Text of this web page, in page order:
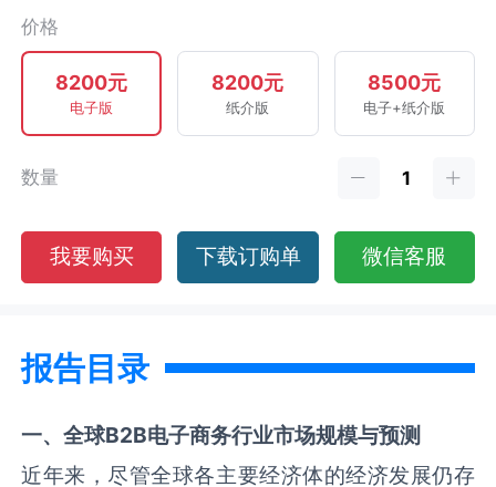
价格
8200元
电子版
8200元
纸介版
8500元
电子+纸介版
数量
我要购买 下载订购单 微信客服
报告目录
一、全球B2B电子商务行业市场规模与预测
近年来，尽管全球各主要经济体的经济发展仍存